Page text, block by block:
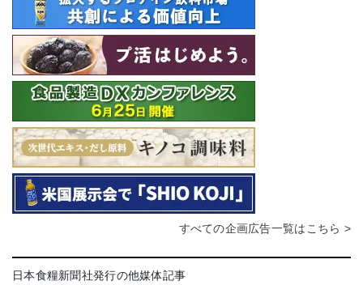
すべての企画広告一覧はこちら >
日本食糧新聞社発行の他媒体記事